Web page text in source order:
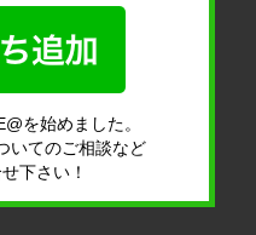
を始めました。
いてのご相談など
下さい！